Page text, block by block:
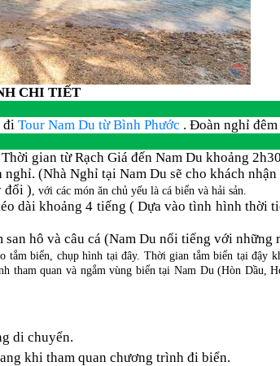
CHI TIẾT
đi Tour Nam Du từ Bình Phước . Đoàn nghỉ đêm
gian từ Rạch Giá đến Nam Du khoảng
(Nhà Nghỉ tại Nam Du sẽ cho khách nhận
đổi ) , với các món ăn chủ yếu là cá biển và hải sản.
dài khoảng 4 tiếng ( Dựa vào tình hình thời
hô và câu cá (Nam Du nổi tiếng với những
tắm biển, chụp hình tại đây. Thời gian tắm biển tại đậy
tham quan và ngắm vùng biển tại Nam Du (Hòn Dầu,
di chuyển.
khi tham quan chương trình đi biển.